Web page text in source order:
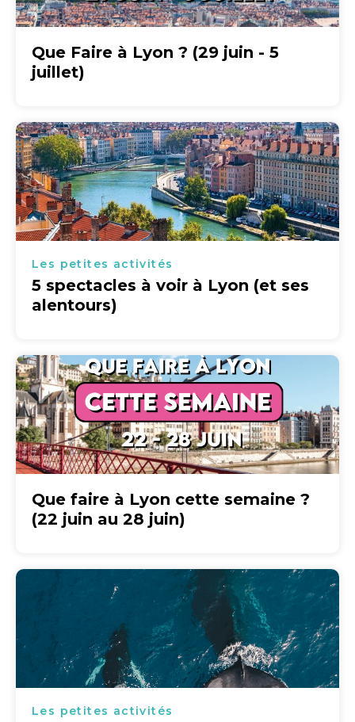
Que Faire à Lyon ? (29 juin - 5
juillet)
Les petites activités
5 spectacles à voir à Lyon (et ses
alentours)
Que faire à Lyon cette semaine ?
(22 juin au 28 juin)
Les petites activités